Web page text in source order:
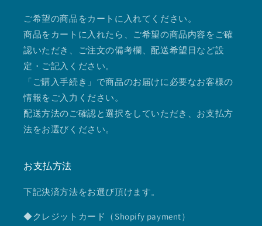
ご希望の商品をカートに入れてください。
商品をカートに入れたら、ご希望の商品内容をご確
認いただき、ご注文の備考欄、配送希望日など設
定・ご記入ください。
「ご購入手続き」で商品のお届けに必要なお客様の
情報をご入力ください。
配送方法のご確認と選択をしていただき、お支払方
法をお選びください。
お支払方法
下記決済方法をお選び頂けます。
◆クレジットカード（Shopify payment）